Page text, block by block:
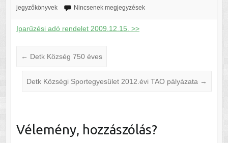
jegyzőkönyvek
Nincsenek megjegyzések
Iparűzési adó rendelet 2009.12.15. >>
← Detk Község 750 éves
Detk Községi Sportegyesület 2012.évi TAO pályázata →
Vélemény, hozzászólás?